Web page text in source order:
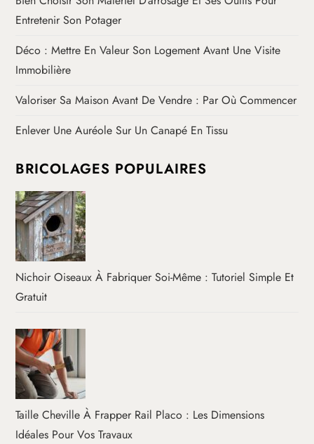
Entretenir Son Potager
Déco : Mettre En Valeur Son Logement Avant Une Visite
Immobilière
Valoriser Sa Maison Avant De Vendre : Par Où Commencer
Enlever Une Auréole Sur Un Canapé En Tissu
BRICOLAGES POPULAIRES
Nichoir Oiseaux À Fabriquer Soi-Même : Tutoriel Simple Et
Gratuit
Taille Cheville À Frapper Rail Placo : Les Dimensions
Idéales Pour Vos Travaux